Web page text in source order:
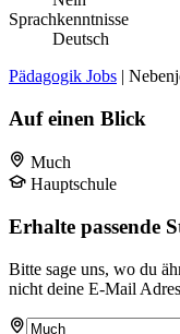
Sprachkenntnisse
Deutsch
Pädagogik Jobs |
Auf einen Blick
Much
Hauptschule
Erhalte passende
Bitte sage uns, wo du
nicht deine E-Mail